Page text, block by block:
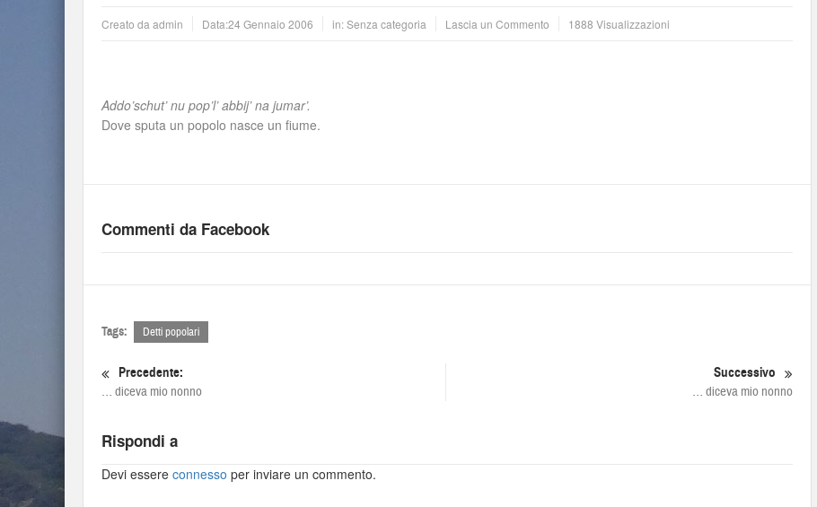
Creato da admin Data:24 Gennaio 2006 in: Senza categoria Lascia un Commento 1888 Visualizzazioni
Addo’schut’ nu pop’l’ abbij’ na jumar’.
Dove sputa un popolo nasce un fiume.
Commenti da Facebook
Tags: Detti popolari
Precedente:
… diceva mio nonno
Successivo
… diceva mio nonno
Rispondi a
Devi essere connesso per inviare un commento.